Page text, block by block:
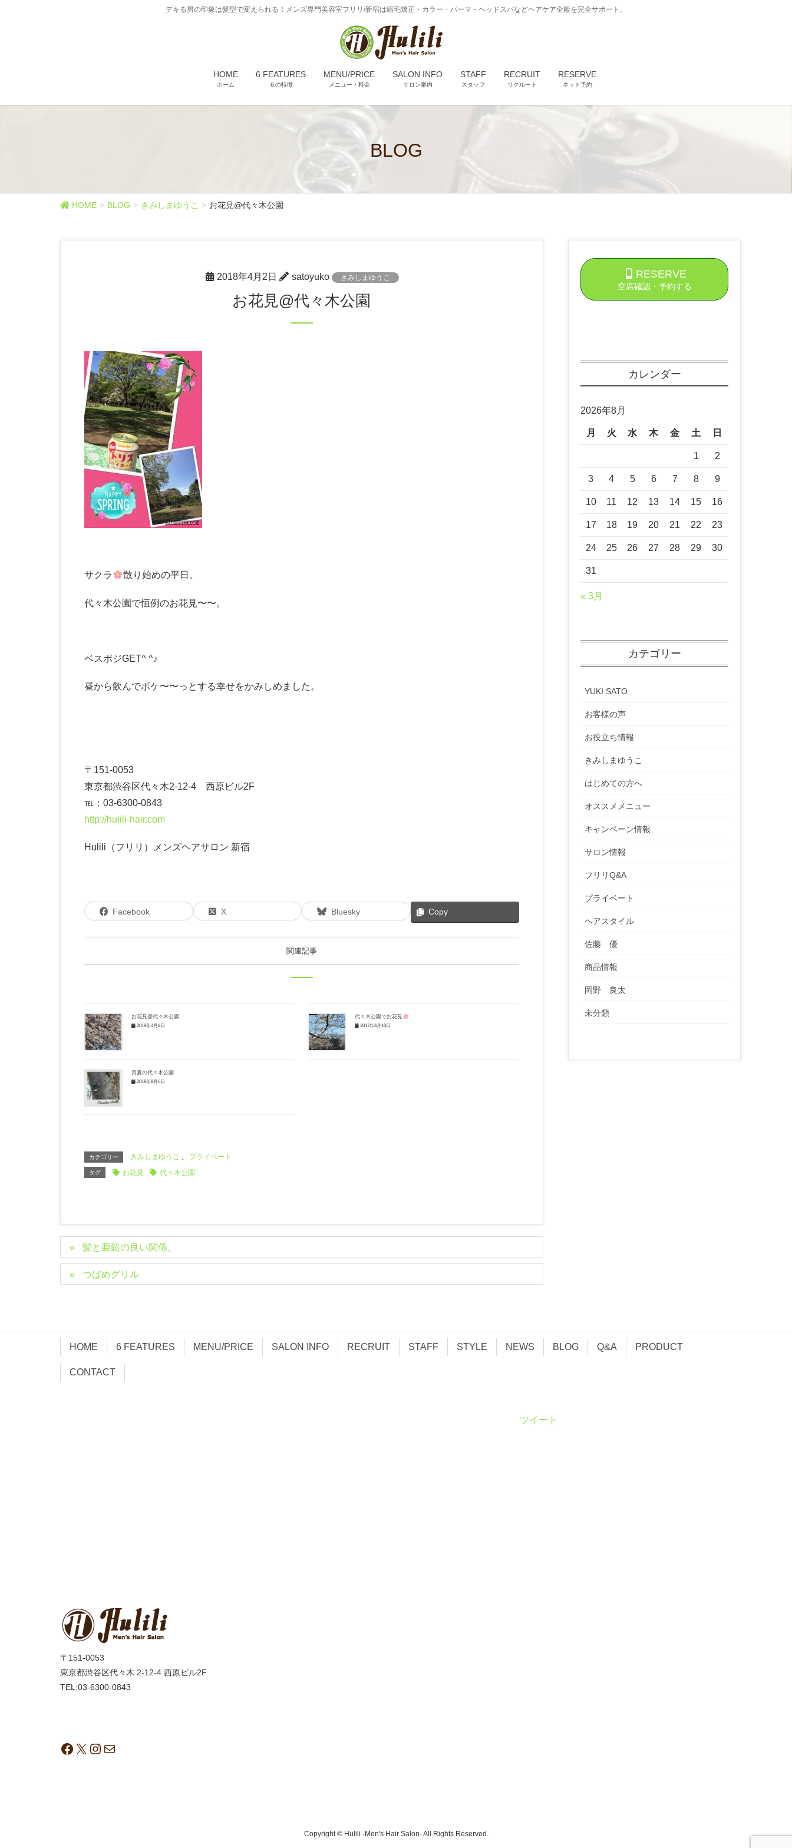
デキる男の印象は髪型で変えられる！メンズ専門美容室フリリ/新宿は縮毛矯正・カラー・パーマ・ヘッドスパなどヘアケア全般を完全サポート。
HOME
ホーム
6 FEATURES
６の特徴
MENU/PRICE
メニュー・料金
SALON INFO
サロン案内
STAFF
スタッフ
RECRUIT
リクルート
RESERVE
ネット予約
BLOG
HOME BLOG きみしまゆうこ お花見@代々木公園
2018年4月2日 satoyuko きみしまゆうこ
お花見@代々木公園
サクラ 散り始めの平日。
代々木公園で恒例のお花見〜〜。
ベスポジGET^ ^♪
昼から飲んでボケ〜〜っとする幸せをかみしめました。
〒151-0053
東京都渋谷区代々木2-12-4 西原ビル2F
℡：03-6300-0843
http://hulili-hair.com
Hulili（フリリ）メンズヘアサロン 新宿
Facebook X Bluesky Copy
関連記事
お花見@代々木公園
2019年4月8日
代々木公園でお花見
2017年4月10日
真夏の代々木公園
2019年8月6日
カテゴリー きみしまゆうこ 、 プライベート
タグ お花見 代々木公園
髪と亜鉛の良い関係。
つばめグリル
RESERVE
空席確認・予約する
カレンダー
2026年8月
月 火 水 木 金 土 日
1 2
3 4 5 6 7 8 9
10 11 12 13 14 15 16
17 18 19 20 21 22 23
24 25 26 27 28 29 30
31
« 3月
カテゴリー
YUKI SATO
お客様の声
お役立ち情報
きみしまゆうこ
はじめての方へ
オススメメニュー
キャンペーン情報
サロン情報
フリリQ&A
プライベート
ヘアスタイル
佐藤 優
商品情報
岡野 良太
未分類
HOME 6 FEATURES MENU/PRICE SALON INFO RECRUIT STAFF STYLE NEWS BLOG Q&A PRODUCT
CONTACT
〒151-0053
東京都渋谷区代々木 2-12-4 西原ビル2F
TEL:03-6300-0843
ツイート
Copyright © Hulili -Men's Hair Salon- All Rights Reserved.